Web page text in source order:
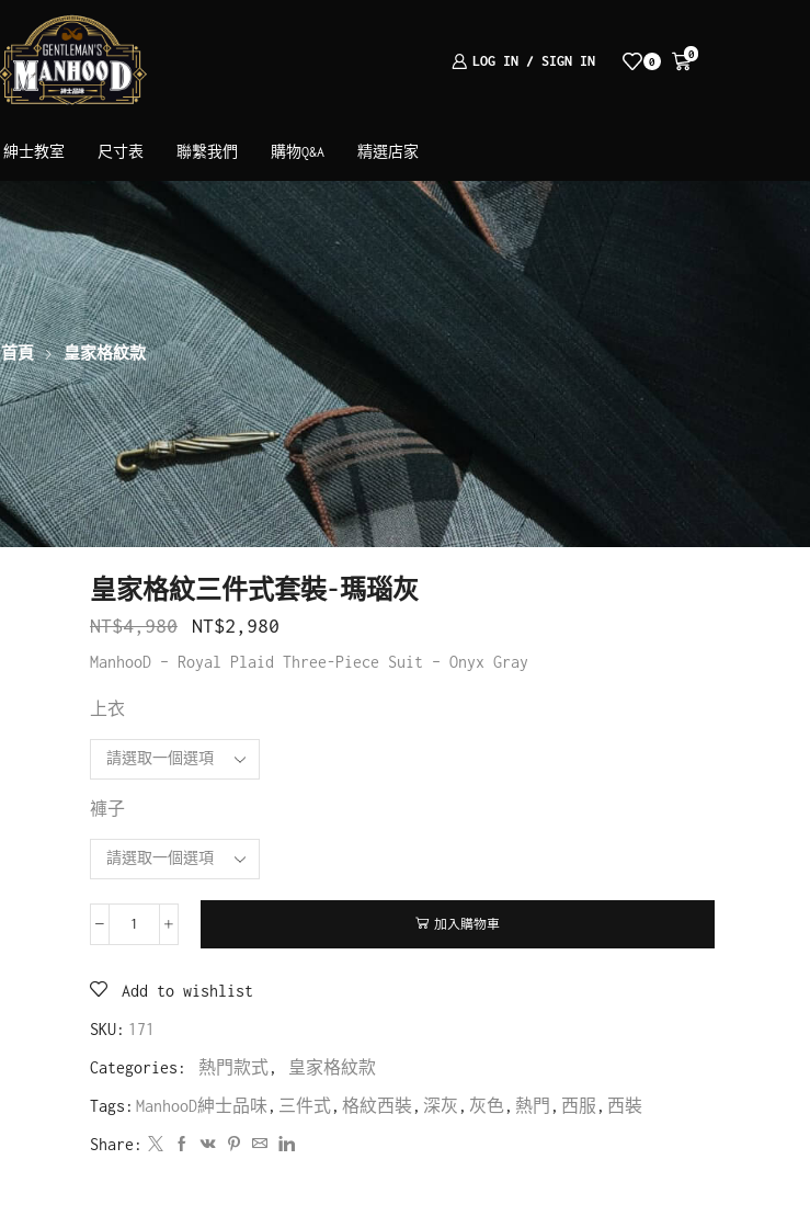
LOG IN / SIGN IN 0
0
紳士教室 尺寸表 聯繫我們 購物Q&A 精選店家
首頁 皇家格紋款
皇家格紋三件式套裝-瑪瑙灰
NT$4,980 NT$2,980
ManhooD – Royal Plaid Three-Piece Suit – Onyx Gray
上衣
褲子
加入購物車
Add to wishlist
SKU: 171
Categories: 熱門款式, 皇家格紋款
Tags: ManhooD紳士品味 , 三件式, 格紋西裝 , 深灰 , 灰色, 熱門 , 西服 , 西裝
Share: